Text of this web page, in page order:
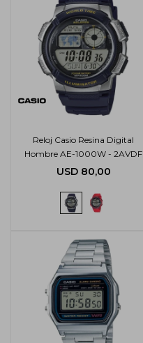
Reloj Casio Resina Digital
Hombre AE-1000W - 2AVDF
USD 80,00